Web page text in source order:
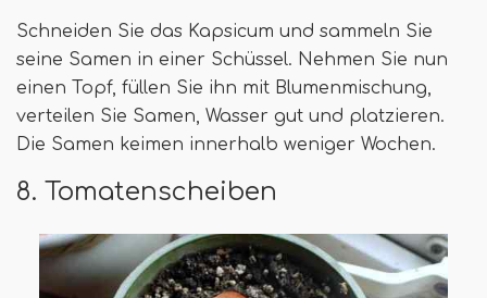
Schneiden Sie das Kapsicum und sammeln Sie
seine Samen in einer Schüssel. Nehmen Sie nun
einen Topf, füllen Sie ihn mit Blumenmischung,
verteilen Sie Samen, Wasser gut und platzieren.
Die Samen keimen innerhalb weniger Wochen.
8. Tomatenscheiben